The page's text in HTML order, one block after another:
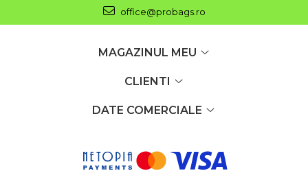
office@probags.ro
MAGAZINUL MEU
CLIENTI
DATE COMERCIALE